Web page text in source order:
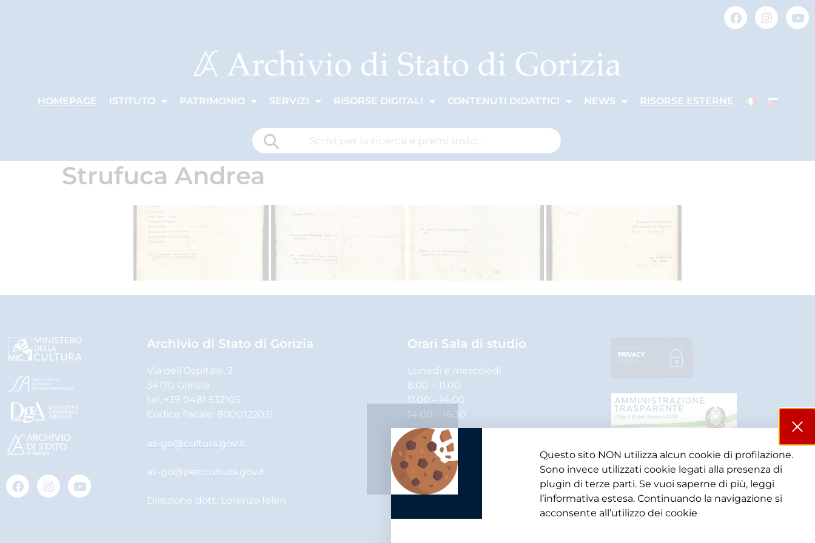
HOMEPAGE ISTITUTO PATRIMONIO SERVIZI RISORSE DIGITALI CONTENUTI DIDATTICI NEWS RISORSE ESTERNE
Strufuca Andrea
Archivio di Stato di Gorizia
Via dell’Ospitale, 2
34170 Gorizia
tel. +39 0481 532105
Codice fiscale: 8000122031
as-go@cultura.gov.it
as-go@pec.cultura.gov.it
Direzione dott. Lorenzo Ielen
Orari Sala di studio
Lunedì e mercoledì
8.00 – 11.00
11.00 – 14.00
14.00 – 16.30
Martedì, giovedì e venerdì
8.00 – 11.00
11.00 – 14.00
Questo sito NON utilizza alcun cookie di profilazione.
Sono invece utilizzati cookie legati alla presenza di
plugin di terze parti. Se vuoi saperne di più, leggi
l’informativa estesa. Continuando la navigazione si
acconsente all’utilizzo dei cookie​